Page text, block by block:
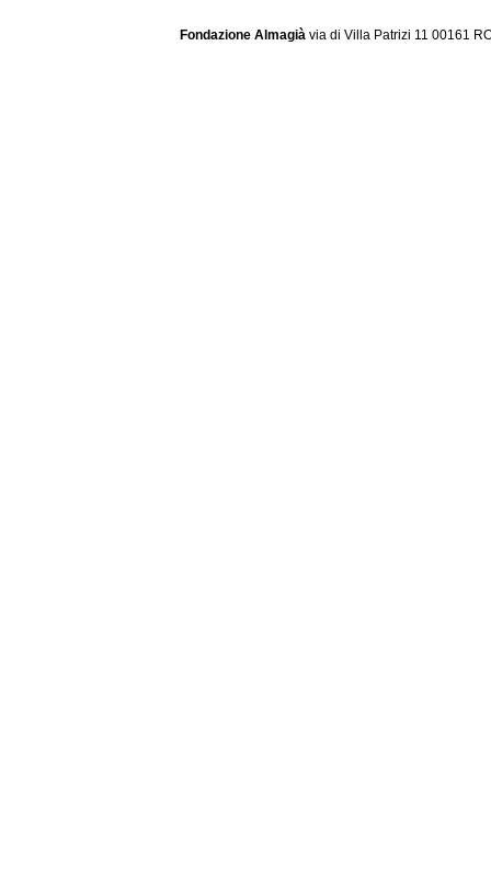
Fondazione Almagià via di Villa Patrizi 11 00161